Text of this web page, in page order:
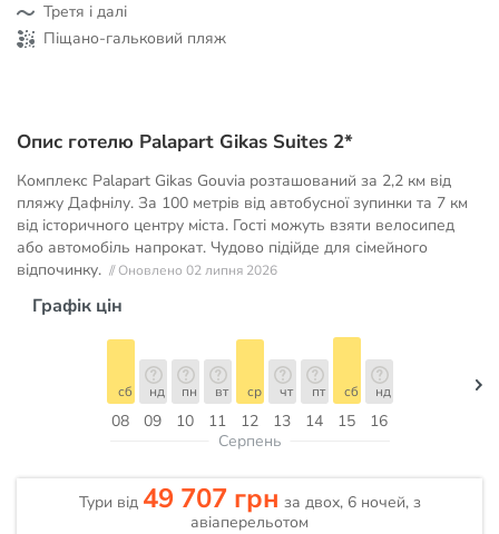
Третя і далі
Піщано-гальковий пляж
Опис готелю Palapart Gikas Suites 2*
Комплекс Palapart Gikas Gouvia розташований за 2,2 км від
пляжу Дафнілу. За 100 метрів від автобусної зупинки та 7 км
від історичного центру міста. Гості можуть взяти велосипед
або автомобіль напрокат. Чудово підійде для сімейного
відпочинку. // Оновлено 02 липня 2026
Графік цін
08
сб
09
нд
10
пн
11
вт
12
ср
13
чт
14
пт
15
сб
16
нд
Серпень
Тури від 49 707 грн за двох, 6 ночей, з
авіаперельотом